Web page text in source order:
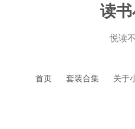
读
悦读
首页 套装合集 关于